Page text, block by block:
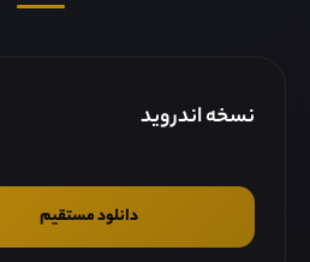
نسخه اندروید
دانلود مستقیم